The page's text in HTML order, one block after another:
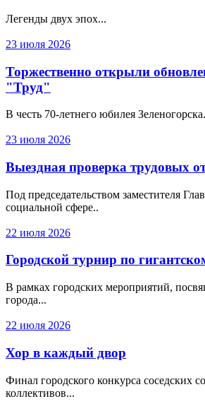
Легенды двух эпох...
23 июля 2026
Торжественно открыли
"Труд"
В честь 70-летнего юбилея
23 июля 2026
Выездная проверка трудовых
Под председательством заместителя
социальной сфере..
22 июля 2026
Городской турнир по
В рамках городских мероприятий,
города...
22 июля 2026
Хор в каждый двор
Финал городского конкурса соседских
коллективов...